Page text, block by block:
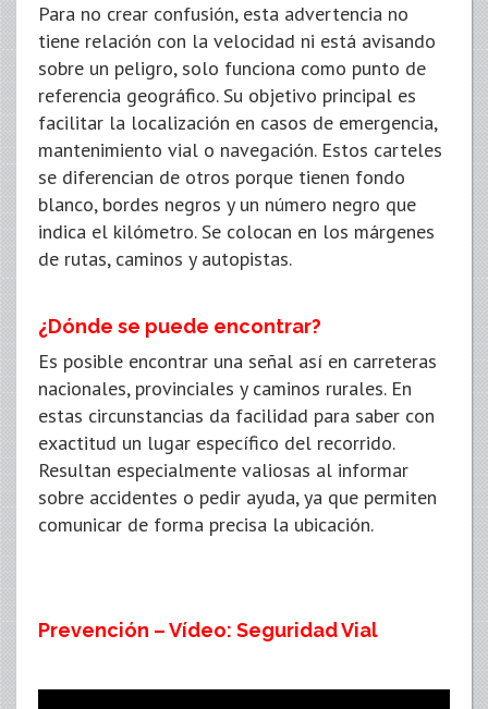
Para no crear confusión, esta advertencia no
tiene relación con la velocidad ni está avisando
sobre un peligro, solo funciona como punto de
referencia geográfico. Su objetivo principal es
facilitar la localización en casos de emergencia,
mantenimiento vial o navegación. Estos carteles
se diferencian de otros porque tienen fondo
blanco, bordes negros y un número negro que
indica el kilómetro. Se colocan en los márgenes
de rutas, caminos y autopistas.
¿Dónde se puede encontrar?
Es posible encontrar una señal así en carreteras
nacionales, provinciales y caminos rurales. En
estas circunstancias da facilidad para saber con
exactitud un lugar específico del recorrido.
Resultan especialmente valiosas al informar
sobre accidentes o pedir ayuda, ya que permiten
comunicar de forma precisa la ubicación.
Prevención – Vídeo: Seguridad Vial